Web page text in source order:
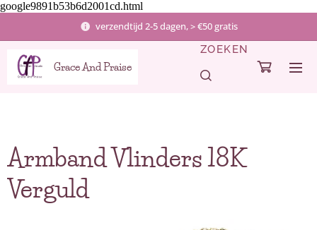
google9891b53b6d2001cd.html
verzendtijd 2-5 dagen, > €50 gratis
Grace And Praise
ZOEKEN
Armband Vlinders 18K
Verguld